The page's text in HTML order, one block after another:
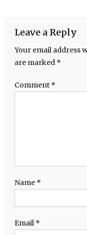
Leave a Reply
Your email address
are marked *
Comment *
Name *
Email *